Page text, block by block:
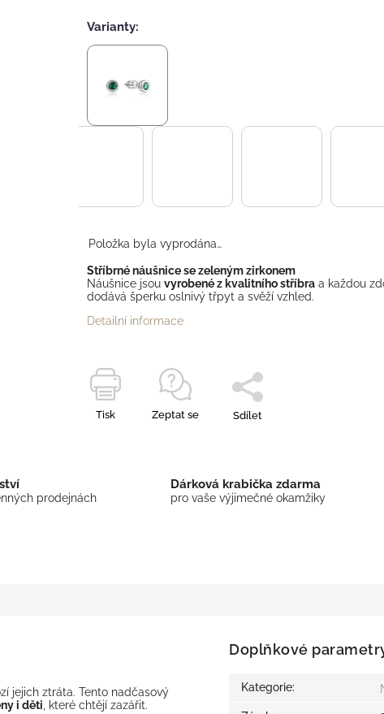
Varianty:
Položka byla vyprodána…
Stříbrné náušnice se zeleným zirkonem
Náušnice jsou vyrobené z kvalitního stříbra a každou
dodává šperku oslnivý třpyt a svěží vzhled.
Detailní informace
Tisk Zeptat se Sdílet
prodejnách
Dárková krabička zdarma
pro vaše výjimečné okamžiky
jejich ztráta. Tento nadčasový
i děti , které chtějí zazářit.
Doplňkové
Kategorie: